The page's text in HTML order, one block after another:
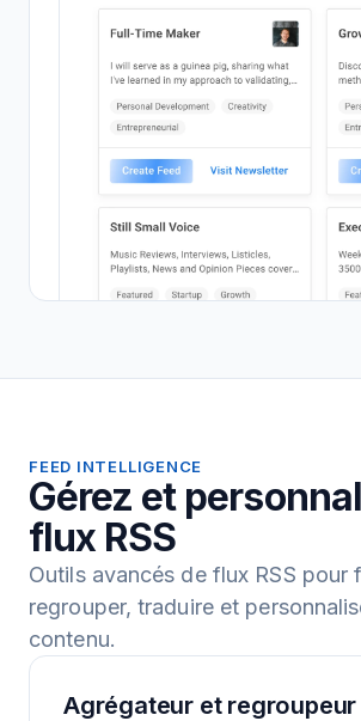
FEED INTELLIGENCE
Gérez et
flux RSS
Outils avancés de flux RSS pour
regrouper, traduire et
contenu.
Agrégateur et regroupeur